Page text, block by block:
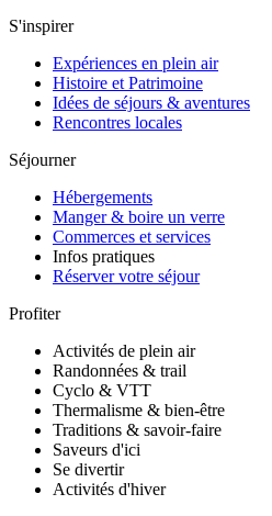
S'inspirer
Expériences en plein air
Histoire et Patrimoine
Idées de séjours & aventures
Rencontres locales
Séjourner
Hébergements
Manger & boire un verre
Commerces et services
Infos pratiques
Réserver votre séjour
Profiter
Activités de plein air
Randonnées & trail
Cyclo & VTT
Thermalisme & bien-être
Traditions & savoir-faire
Saveurs d'ici
Se divertir
Activités d'hiver